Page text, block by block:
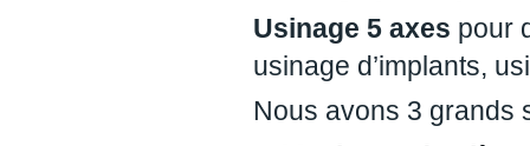
Usinage 5 axes pour
usinage d’implants,
Nous avons 3 grands